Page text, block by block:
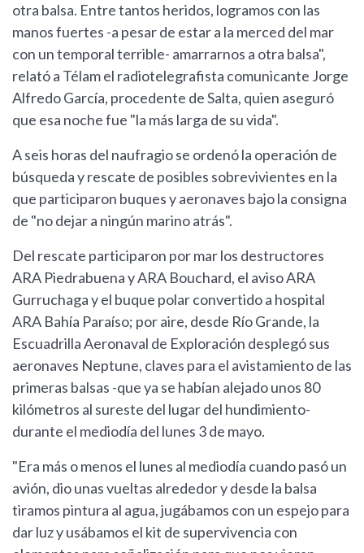
otra balsa. Entre tantos heridos, logramos con las
manos fuertes -a pesar de estar a la merced del mar
con un temporal terrible- amarrarnos a otra balsa",
relató a Télam el radiotelegrafista comunicante Jorge
Alfredo García, procedente de Salta, quien aseguró
que esa noche fue "la más larga de su vida".
A seis horas del naufragio se ordenó la operación de
búsqueda y rescate de posibles sobrevivientes en la
que participaron buques y aeronaves bajo la consigna
de "no dejar a ningún marino atrás".
Del rescate participaron por mar los destructores
ARA Piedrabuena y ARA Bouchard, el aviso ARA
Gurruchaga y el buque polar convertido a hospital
ARA Bahía Paraíso; por aire, desde Río Grande, la
Escuadrilla Aeronaval de Exploración desplegó sus
aeronaves Neptune, claves para el avistamiento de las
primeras balsas -que ya se habían alejado unos 80
kilómetros al sureste del lugar del hundimiento-
durante el mediodía del lunes 3 de mayo.
"Era más o menos el lunes al mediodía cuando pasó un
avión, dio unas vueltas alrededor y desde la balsa
tiramos pintura al agua, jugábamos con un espejo para
dar luz y usábamos el kit de supervivencia con